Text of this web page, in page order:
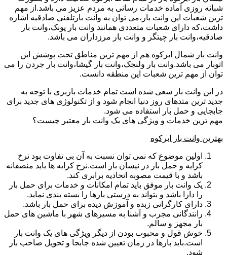
شبانه روزی آماده خدمات رسانی به مردم عزیز می باشد.از مهم
ترین شعبات این وانت بار،می توان به وانت بارتلفنی صادقیه اشاره
داشت،که دارای شعبات متعددی همانند وانت بار پونک،وانت بار
صادقیه،وانت بار چیتگر و وانت بار مرزداران می باشد.
وانت بار شمال ابرکوه هم از مهم ترین مناطق تحت پوشش این
اتوبار می باشد.وانت بار ولنجک،وانت بار گیشا،وانت بار جردن را می
توان از مهم ترین شعبات این منطقه دانست.
در این وانت بار سعی شده است تمام خدمات باربری با توجه به
جدید ترین متدهای روز دنیا انجام شود و از تکنولوژی های جدید برای
جابجایی و حمل بار استفاده می شود.
مهم ترین خدمات و ویژگی های یک وانت بار معتبر چیست؟
بهترین وانت بار ابرکوه
اولین موضوع که نمی توان نسبت به آن بی تفاوت بود نرخ
کرایه و حمل بار در نیسان بار است.نرخ کرایه ها باید منصفانه
باشد و با قیمت مصوبه اتحادیه برابری کند.
یک وانت بار موفق باید تمام امکانات و خدمات برای حمل بار
را دارا باشد و بتواند به درستی بارها را بسته بندی نماید.
دارای کارگرانی زبده و آموزش دیده برای حمل بار باشد.
رانندگانی مجرب و آشنا به مسیرهای شهر با ماشین های حمل
بار مجهز و سالم.
خوش قول و محبوب بودن از دیگر ویژگی های یک وانت بار
است.باید بارها در زمان تعیین شده جابجا و تحویل صاحب بار
شود.